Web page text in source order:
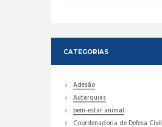
CATEGORIAS
Adesão
Autarquias
bem-estar animal
Coordenadoria de Defesa Civil